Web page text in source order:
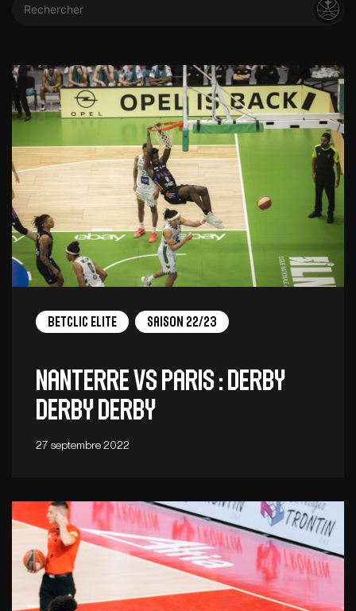
Betclic Elite Saison 22/23
Nanterre vs Paris : Derby
Derby Derby
27 septembre 2022